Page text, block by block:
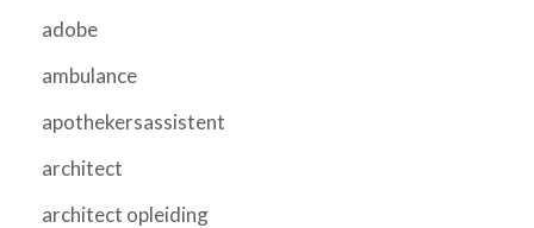
adobe
ambulance
apothekersassistent
architect
architect opleiding